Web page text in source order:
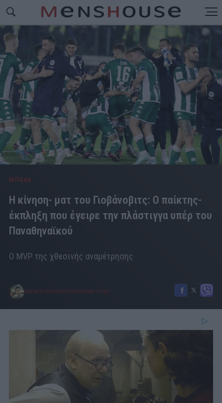
ΜΠΑΛΑ
Η κίνηση- ματ του Γιοβάνοβιτς: Ο παίκτης-
έκπληξη που έγειρε την πλάστιγγα υπέρ του
Παναθηναϊκού
Ο MVP της χθεσινής αναμέτρησης
ΕΡΡΙΚΟΣ ΒΟΥΛΓΑΡΗΣ 10/04/2023 10:05